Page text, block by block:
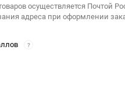
осуществляется Почтой
адреса при оформлении
?